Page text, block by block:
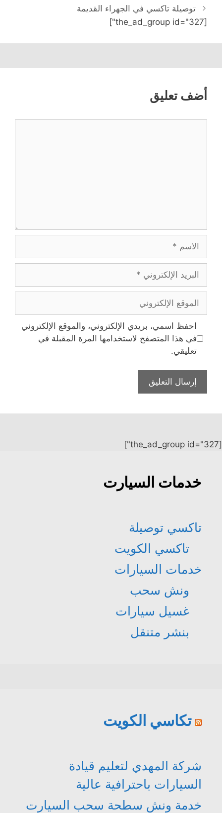
توصيلة تاكسي في الجهراء القديمة
[the_ad_group id="327"]
أضف تعليق
الاسم
البريد
الإلكتروني
الموقع
الإلكتروني
احفظ اسمي، بريدي الإلكتروني، والموقع الإلكتروني
في هذا المتصفح لاستخدامها المرة المقبلة في
تعليقي.
[the_ad_group id="327"]
خدمات السيارت
تاكسي توصيلة
تاكسي الكويت
خدمات السيارات
ونش سحب
غسيل سيارات
بنشر متنقل
تكاسي الكويت
شركة المهدي لتعليم قيادة
السيارات باحترافية عالية
خدمة ونش سطحة سحب السيارت